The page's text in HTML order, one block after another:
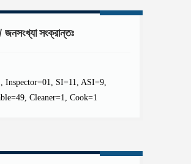
সংক্রান্তঃ
Inspector=01, SI=11, ASI=9,
Cleaner=1, Cook=1